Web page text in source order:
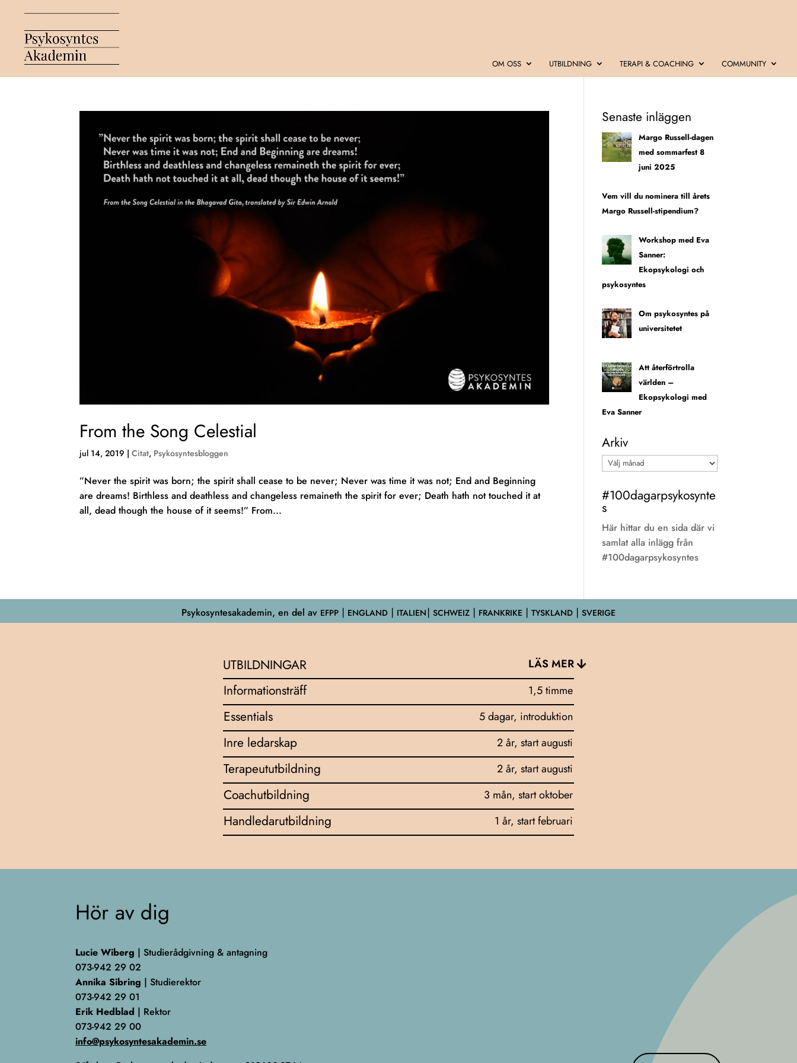
OM OSS UTBILDNING TERAPI & COACHING COMMUNITY
From the Song Celestial
jul 14, 2019 |Citat, Psykosyntesbloggen
”Never the spirit was born; the spirit shall cease to be never; Never was time it was not; End and Beginning
are dreams! Birthless and deathless and changeless remaineth the spirit for ever; Death hath not touched it at
all, dead though the house of it seems!” From...
Senaste inläggen
Margo Russell-dagen
med sommarfest 8
juni 2025
Vem vill du nominera till årets
Margo Russell-stipendium?
Workshop med Eva
Sanner:
Ekopsykologi och
psykosyntes
Om psykosyntes på
universitetet
Att återförtrolla
världen –
Ekopsykologi med
Eva Sanner
Arkiv
Arkiv
#100dagarpsykosynte
s
Här hittar du en sida där vi
samlat alla inlägg från
#100dagarpsykosyntes
Psykosyntesakademin, en del av EFPP ⎮ ENGLAND ⎮ ITALIEN⎮ SCHWEIZ ⎮ FRANKRIKE ⎮ TYSKLAND ⎮ SVERIGE
UTBILDNINGAR LÄS MER
Informationsträff 1,5 timme
Essentials 5 dagar, introduktion
Inre ledarskap 2 år, start augusti
Terapeututbildning 2 år, start augusti
Coachutbildning 3 mån, start oktober
Handledarutbildning 1 år, start februari
Hör av dig
Lucie Wiberg | Studierådgivning & antagning
073-942 29 02
Annika Sibring | Studierektor
073-942 29 01
Erik Hedblad | Rektor
073-942 29 00
info@psykosyntesakademin.se